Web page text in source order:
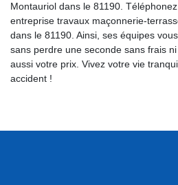
Montauriol dans le 81190.
entreprise travaux maçonnerie-
dans le 81190. Ainsi, ses équipes
sans perdre une seconde sans frais
aussi votre prix. Vivez votre vie
accident !